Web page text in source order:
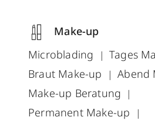
Make-up
Microblading
Tages
Braut Make-up
Abend
Make-up Beratung
Permanent Make-up